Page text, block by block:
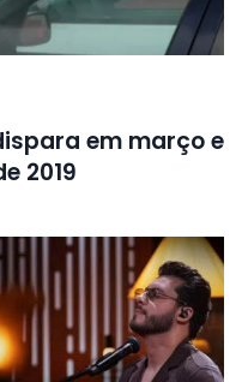
em março e
2019